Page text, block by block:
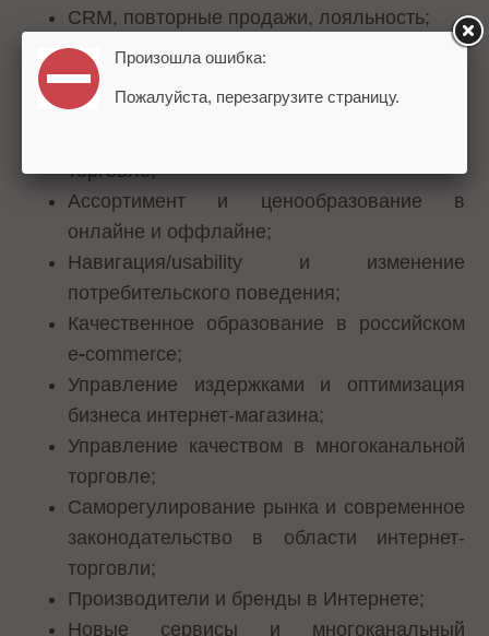
CRM, повторные продажи, лояльность;
Система работы отдела SMM (social media
marketing);
Инвестиции, стартапы, гениальные идеи,
торговле;
Ассортимент и ценообразование в
онлайне и оффлайне;
Навигация/usability и изменение
потребительского поведения;
Качественное образование в российском
e-commerce;
Управление издержками и оптимизация
бизнеса интернет-магазина;
Управление качеством в многоканальной
торговле;
Саморегулирование рынка и современное
законодательство в области интернет-
торговли;
Производители и бренды в Интернете;
Новые сервисы и многоканальный
Произошла ошибка:
Пожалуйста, перезагрузите страницу.